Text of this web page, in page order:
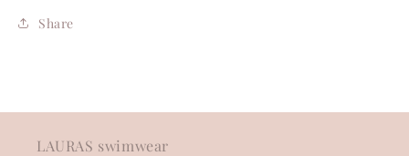
Share
LAURAS swimwear